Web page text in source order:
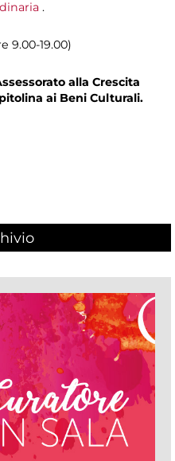
.
9.00-19.00)
alla Crescita
ai Beni Culturali.